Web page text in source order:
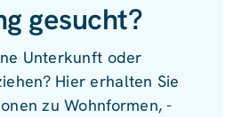
gesucht?
Unterkunft oder
Hier erhalten Sie
zu Wohnformen, -